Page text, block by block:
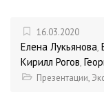
16.03.2020
Елена Лукьянова,
Кирилл Рогов,
Презентации,